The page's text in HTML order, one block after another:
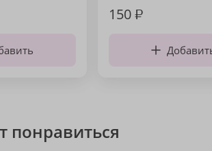
150₽
понравиться